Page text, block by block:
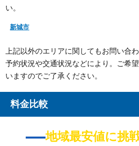
い。
新城市
上記以外のエリアに関してもお問い合
予約状況や交通状況などにより。ご希
いますのでご了承ください。
料金比較
地域最安値に挑